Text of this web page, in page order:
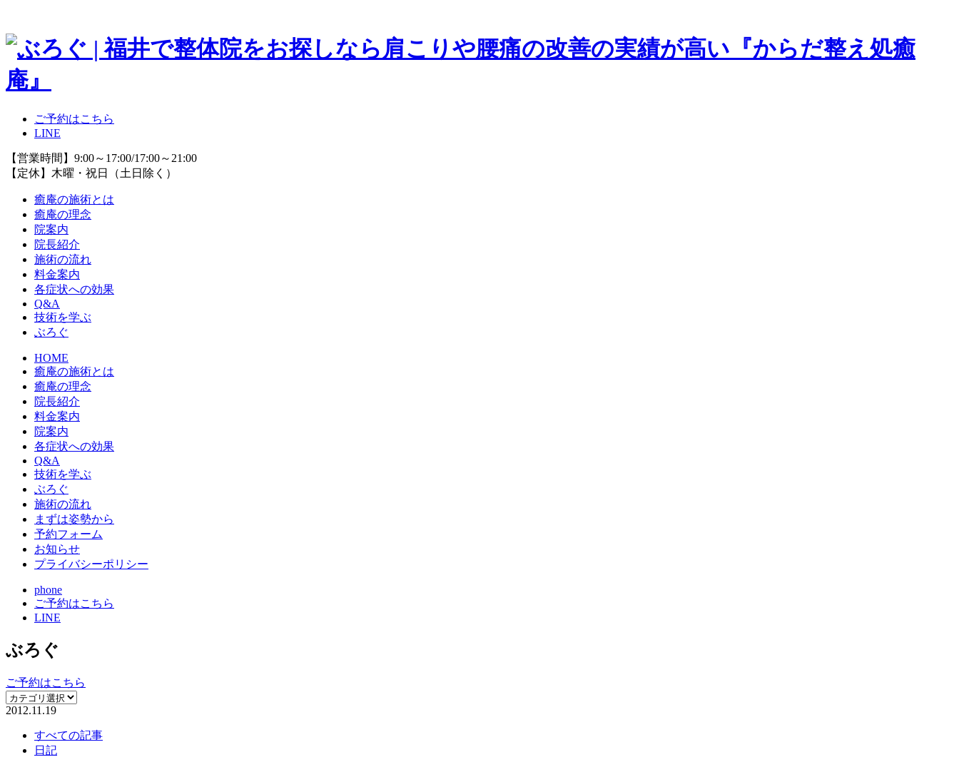
ご予約はこちら
LINE
【営業時間】9:00～17:00/17:00～21:00
【定休】木曜・祝日（土日除く）
癒庵の施術とは
癒庵の理念
院案内
院長紹介
施術の流れ
料金案内
各症状への効果
Q&A
技術を学ぶ
ぶろぐ
HOME
癒庵の施術とは
癒庵の理念
院長紹介
料金案内
院案内
各症状への効果
Q&A
技術を学ぶ
ぶろぐ
施術の流れ
まずは姿勢から
予約フォーム
お知らせ
プライバシーポリシー
phone
ご予約はこちら
LINE
ぶろぐ
ご予約はこちら
2012.11.19
すべての記事
日記